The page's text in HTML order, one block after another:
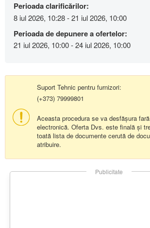
Perioada clarificărilor:
8 iul 2026, 10:28 - 21 iul 2026, 10:00
Perioada de depunere a ofertelor:
21 iul 2026, 10:00 - 24 iul 2026, 10:00
Suport Tehnic pentru furnizori:
(+373) 79999801
Aceasta procedura se va desfășura
electronică. Oferta Dvs. este finală și
toată lista de documente cerută de
atribuire.
Publicitate